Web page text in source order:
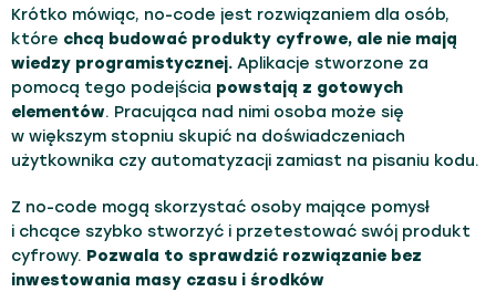
Krótko mówiąc, no-code jest rozwiązaniem dla osób,
które chcą budować produkty cyfrowe, ale nie mają
wiedzy programistycznej. Aplikacje stworzone za
pomocą tego podejścia powstają z gotowych
elementów. Pracująca nad nimi osoba może się
w większym stopniu skupić na doświadczeniach
użytkownika czy automatyzacji zamiast na pisaniu kodu.
Z no-code mogą skorzystać osoby mające pomysł
i chcące szybko stworzyć i przetestować swój produkt
cyfrowy. Pozwala to sprawdzić rozwiązanie bez
inwestowania masy czasu i środków